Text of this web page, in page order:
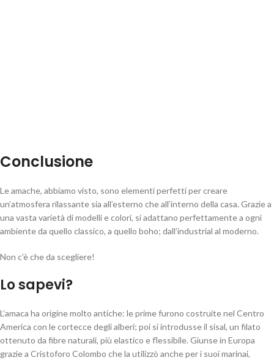
Conclusione
Le amache, abbiamo visto, sono elementi perfetti per creare
un’atmosfera rilassante sia all’esterno che all’interno della casa. Grazie a
una vasta varietà di modelli e colori, si adattano perfettamente a ogni
ambiente da quello classico, a quello boho; dall’industrial al moderno.
Non c’è che da scegliere!
Lo sapevi?
L’amaca ha origine molto antiche: le prime furono costruite nel Centro
America con le cortecce degli alberi; poi si introdusse il sisal, un filato
ottenuto da fibre naturali, più elastico e flessibile. Giunse in Europa
grazie a Cristoforo Colombo che la utilizzò anche per i suoi marinai,